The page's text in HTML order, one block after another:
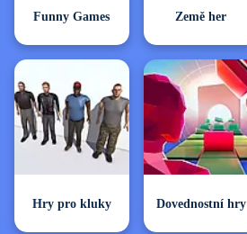
Funny Games Země her
Hry pro kluky Dovednostní hry